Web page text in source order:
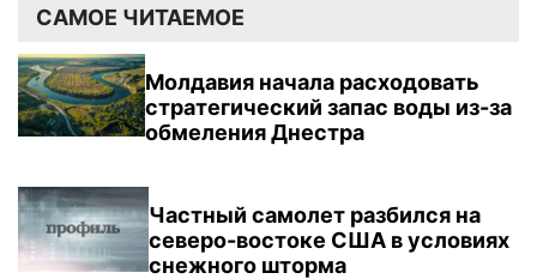
САМОЕ ЧИТАЕМОЕ
Молдавия начала расходовать
стратегический запас воды из-за
обмеления Днестра
Частный самолет разбился на
северо-востоке США в условиях
снежного шторма